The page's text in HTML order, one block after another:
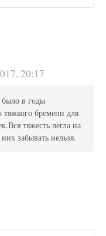
20:17
в годы
тяжкого бремени для
тяжесть легла на
забывать нельзя.